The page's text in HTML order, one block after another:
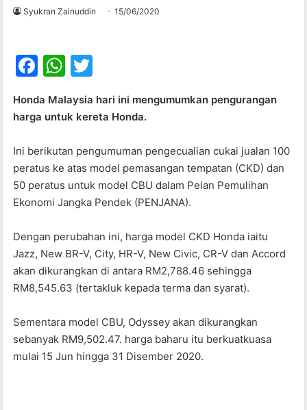
Syukran Zainuddin 15/06/2020
F
c
b
o
o
W
at
A
p
p
itt
Honda Malaysia hari ini mengumumkan pengurangan
harga untuk kereta Honda.
Ini berikutan pengumuman pengecualian cukai jualan 100
peratus ke atas model pemasangan tempatan (CKD) dan
50 peratus untuk model CBU dalam Pelan Pemulihan
Ekonomi Jangka Pendek (PENJANA).
Dengan perubahan ini, harga model CKD Honda iaitu
Jazz, New BR-V, City, HR-V, New Civic, CR-V dan Accord
akan dikurangkan di antara RM2,788.46 sehingga
RM8,545.63 (tertakluk kepada terma dan syarat).
Sementara model CBU, Odyssey akan dikurangkan
sebanyak RM9,502.47. harga baharu itu berkuatkuasa
mulai 15 Jun hingga 31 Disember 2020.